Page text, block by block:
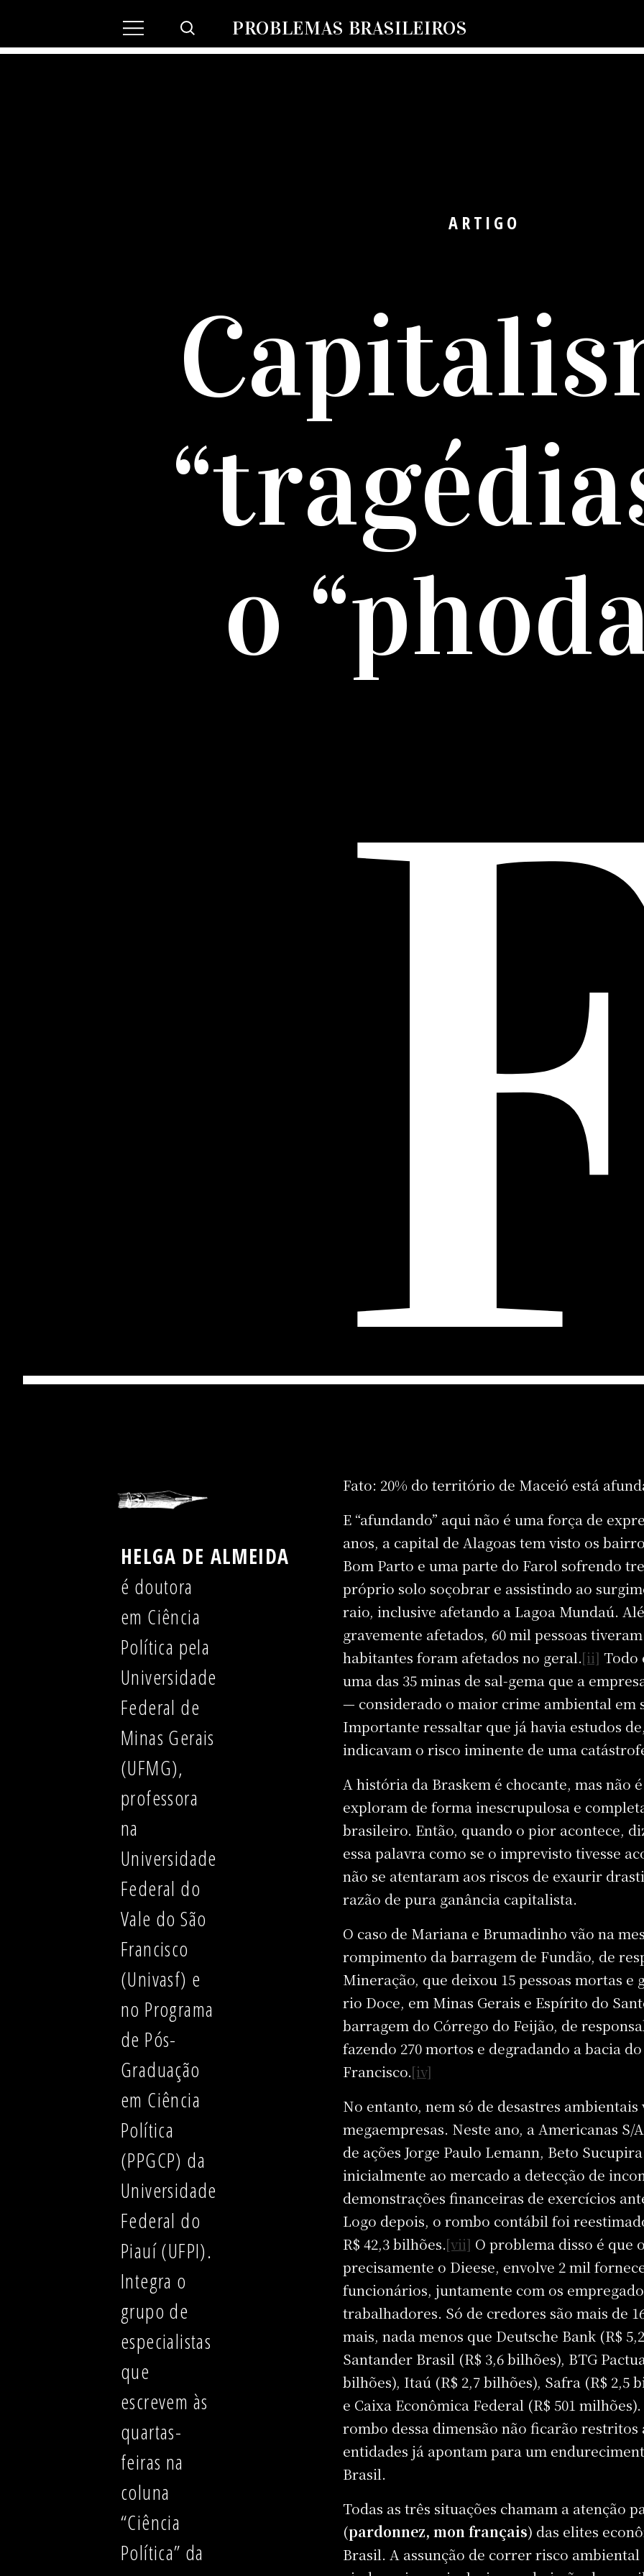
PROBLEMAS BRASILEIROS
ARTIGO
o
HELGA DE ALMEIDA
é doutora
em Ciência
Política pela
Universidade
Federal de
Minas Gerais
(UFMG),
professora
na
Universidade
Federal do
Vale do São
Francisco
(Univasf) e
no Programa
de Pós-
Graduação
em Ciência
Política
(PPGCP) da
Universidade
Federal do
Piauí (UFPI).
Integra o
grupo de
especialistas
que
escrevem às
quartas-
feiras na
coluna
“Ciência
Política” da
Fato: 20% do território de Maceió está
E “afundando” aqui não é uma força de
anos, a capital de Alagoas tem visto os
Bom Parto e uma parte do Farol sofrendo
próprio solo soçobrar e assistindo ao
raio, inclusive afetando a Lagoa Mundaú.
gravemente afetados, 60 mil pessoas
habitantes foram afetados no geral.[ii] Todo
uma das 35 minas de sal-gema que a
— considerado o maior crime ambiental em
Importante ressaltar que já havia estudos
indicavam o risco iminente de uma
A história da Braskem é chocante, mas não
exploram de forma inescrupulosa e
brasileiro. Então, quando o pior acontece,
essa palavra como se o imprevisto tivesse
não se atentaram aos riscos de exaurir
razão de pura ganância capitalista.
O caso de Mariana e Brumadinho vão na
rompimento da barragem de Fundão, de
Mineração, que deixou 15 pessoas mortas
rio Doce, em Minas Gerais e Espírito do
barragem do Córrego do Feijão, de
fazendo 270 mortos e degradando a bacia
Francisco.[iv]
No entanto, nem só de desastres
megaempresas. Neste ano, a Americanas
de ações Jorge Paulo Lemann, Beto
inicialmente ao mercado a detecção de
demonstrações financeiras de exercícios
Logo depois, o rombo contábil foi
R$ 42,3 bilhões.[vii] O problema disso é que
precisamente o Dieese, envolve 2 mil
funcionários, juntamente com os
trabalhadores. Só de credores são mais de
mais, nada menos que Deutsche Bank (R$
Santander Brasil (R$ 3,6 bilhões), BTG
bilhões), Itaú (R$ 2,7 bilhões), Safra (R$ 2,5
e Caixa Econômica Federal (R$ 501
rombo dessa dimensão não ficarão
entidades já apontam para um
Brasil.
Todas as três situações chamam a atenção
(pardonnez, mon français) das elites
Brasil. A assunção de correr risco